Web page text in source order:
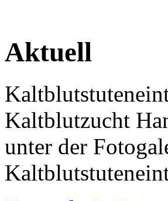
Aktuell
Kaltblutzucht
unter der